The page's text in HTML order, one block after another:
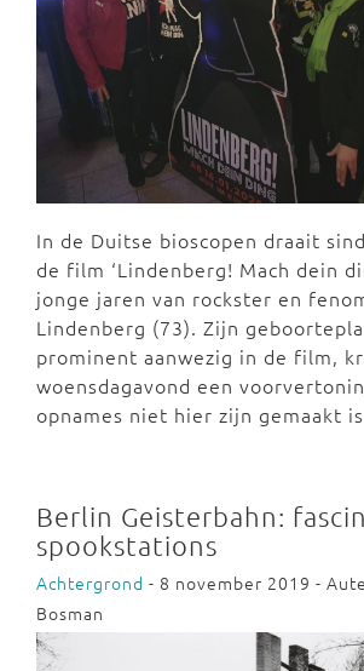
In de Duitse bioscopen draait
de film ‘Lindenberg! Mach dein
jonge jaren van rockster en
Lindenberg (73). Zijn
prominent aanwezig in de film,
woensdagavond een
opnames niet hier zijn gemaakt
Berlin Geisterbahn:
spookstations
Achtergrond - 8 november 2019 -
Bosman